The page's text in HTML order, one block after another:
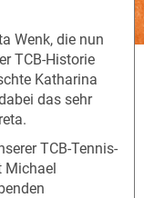
Wenk, die nun
TCB-Historie
Katharina
das sehr
TCB-Tennis-
Michael